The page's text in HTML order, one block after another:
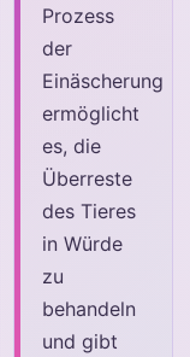
Prozess
der
Einäscherung
ermöglicht
es, die
Überreste
des Tieres
in Würde
zu
behandeln
und gibt